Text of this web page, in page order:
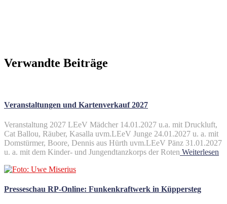
Verwandte Beiträge
Veranstaltungen und Kartenverkauf 2027
Veranstaltung 2027 LEeV Mädcher 14.01.2027 u.a. mit Druckluft,
Cat Ballou, Räuber, Kasalla uvm.LEeV Junge 24.01.2027 u. a. mit
Domstürmer, Boore, Dennis aus Hürth uvm.LEeV Pänz 31.01.2027
u. a. mit dem Kinder- und Jungendtanzkorps der Roten Weiterlesen
Presseschau RP-Online: Funkenkraftwerk in Küppersteg